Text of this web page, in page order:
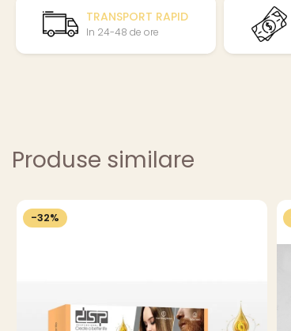
TRANSPORT RAPID
In 24-48 de ore
Produse similare
-32%